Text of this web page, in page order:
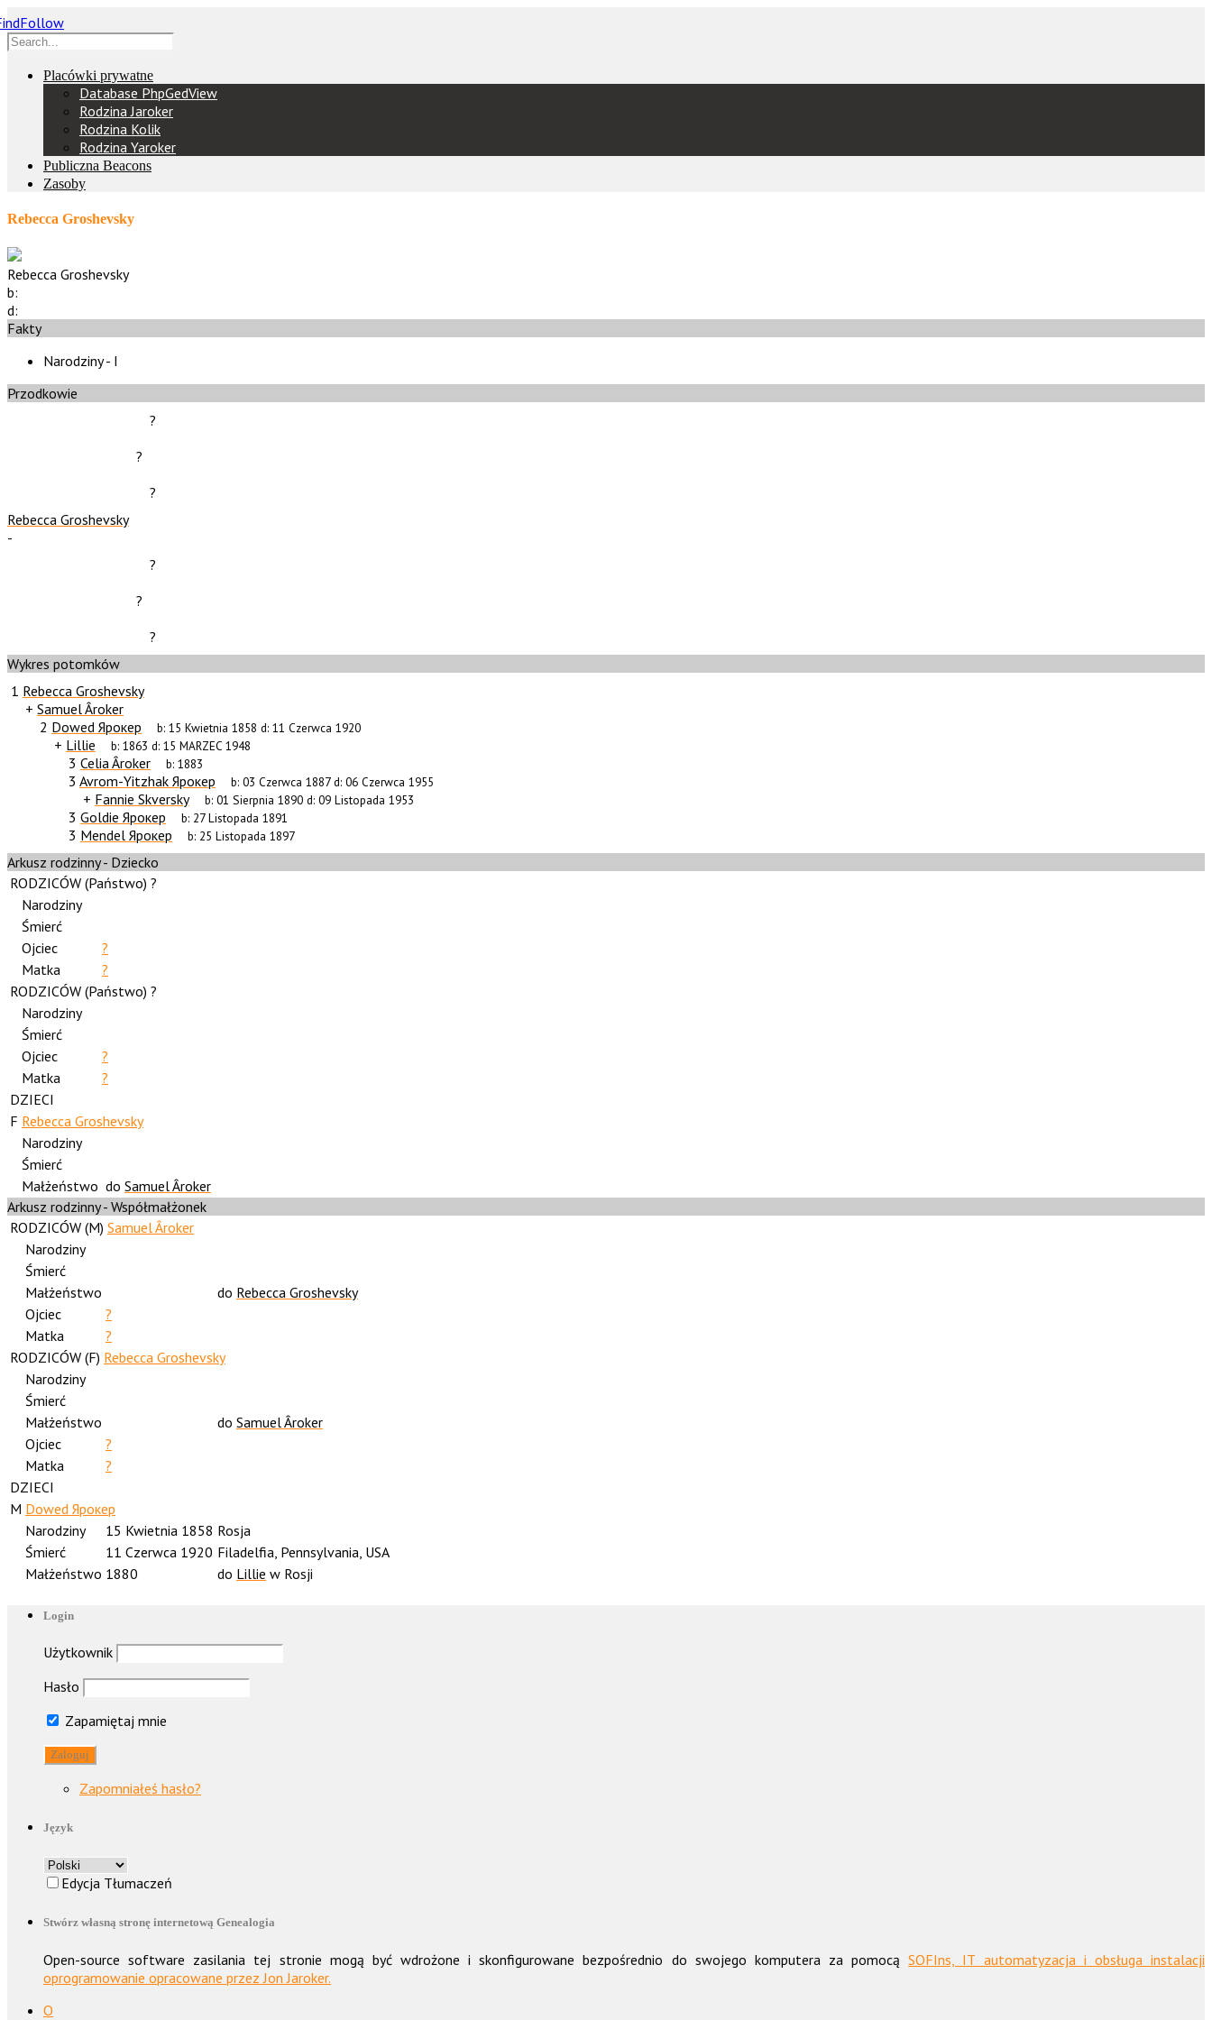
Placówki prywatne
Database PhpGedView
Rodzina Jaroker
Rodzina Kolik
Rodzina Yaroker
Publiczna Beacons
Zasoby
Rebecca Groshevsky
Rebecca Groshevsky
b:
d:
Fakty
Narodziny - I
Przodkowie
?
?
?
Rebecca Groshevsky
-
?
?
?
Wykres potomków
1 Rebecca Groshevsky
+ Samuel Âroker
2 Dowed Ярокер b:15 Kwietnia 1858 d:11 Czerwca 1920
+ Lillie b:1863 d:15 MARZEC 1948
3 Celia Âroker b:1883
3 Avrom-Yitzhak Ярокер b:03 Czerwca 1887d:06 Czerwca 1955
+ Fannie Skversky b:01 Sierpnia 1890 d:09 Listopada 1953
3 Goldie Ярокер b: 27 Listopada 1891
3 Mendel Ярокер b: 25 Listopada 1897
Arkusz rodzinny - Dziecko
RODZICÓW (Państwo) ?
Narodziny
Śmierć
Ojciec
?
Matka
?
RODZICÓW (Państwo) ?
Narodziny
Śmierć
Ojciec
?
Matka
?
DZIECI
F Rebecca Groshevsky
Narodziny
Śmierć
Małżeństwo do Samuel Âroker
Arkusz rodzinny - Współmałżonek
RODZICÓW (M) Samuel Âroker
Narodziny
Śmierć
Małżeństwo
do Rebecca Groshevsky
Ojciec
?
Matka
?
RODZICÓW (F) Rebecca Groshevsky
Narodziny
Śmierć
Małżeństwo
do Samuel Âroker
Ojciec
?
Matka
?
DZIECI
M Dowed Ярокер
Narodziny
15 Kwietnia 1858 Rosja
Śmierć
11 Czerwca 1920 Filadelfia, Pennsylvania, USA
Małżeństwo 1880 do Lillie w Rosji
Login
Użytkownik
Hasło
Zapamiętaj mnie
Zapomniałeś hasło?
Język
Edycja Tłumaczeń
Stwórz własną stronę internetową Genealogia
Open-source software zasilania tej stronie mogą być wdrożone i skonfigurowane bezpośrednio do swojego komputera za pomocąSOFIns, IT automatyzacja i obsługa instalacji
oprogramowanie opracowane przez Jon Jaroker.
O